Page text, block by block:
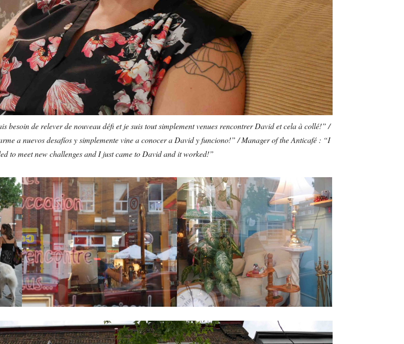
besoin de relever de nouveau défi et je suis tout simplement venues rencontrer David et cela à collé!” /
a nuevos desafíos y simplemente vine a conocer a David y funciono!” / Manager of the Anticafé : “I
to meet new challenges and I just came to David and it worked!”